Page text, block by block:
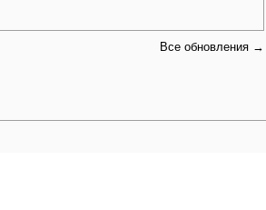
Все обновления →